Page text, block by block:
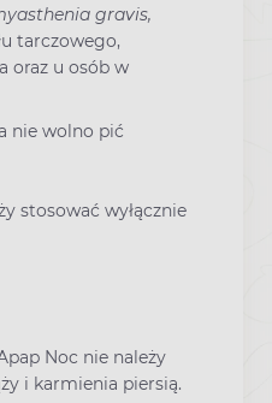
gravis,
tarczowego,
oraz u osób w
nie wolno pić
stosować wyłącznie
Noc nie należy
i karmienia piersią.